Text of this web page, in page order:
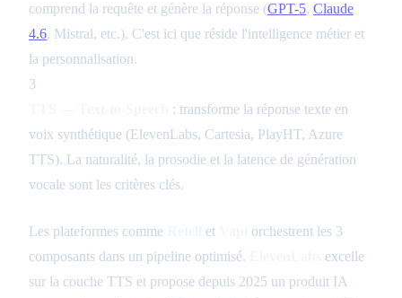
comprend la requête et génère la réponse (GPT-5, Claude
4.6, Mistral, etc.). C'est ici que réside l'intelligence métier et
la personnalisation.
3
: transforme la réponse texte en
voix synthétique (ElevenLabs, Cartesia, PlayHT, Azure
TTS). La naturalité, la prosodie et la latence de génération
vocale sont les critères clés.
Les plateformes comme et
orchestrent les 3
composants dans un pipeline optimisé.
excelle
sur la couche TTS et propose depuis 2025 un produit IA